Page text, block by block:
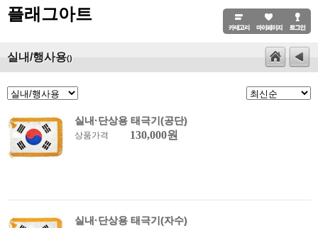
플래그아트
실내/행사용()
실내·단상용 태극기(공단)
상품가격 130,000원
실내·단상용 태극기(자수)